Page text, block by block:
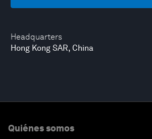
Headquarters
Hong Kong SAR, China
Quiénes somos